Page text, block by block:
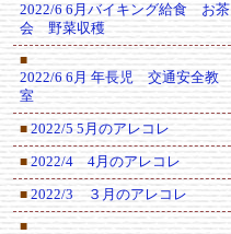
2022/6 6月バイキング給食 お茶
会 野菜収穫
■
2022/6 6月 年長児 交通安全教
室
■ 2022/5 5月のアレコレ
■ 2022/4 4月のアレコレ
■ 2022/3 ３月のアレコレ
■